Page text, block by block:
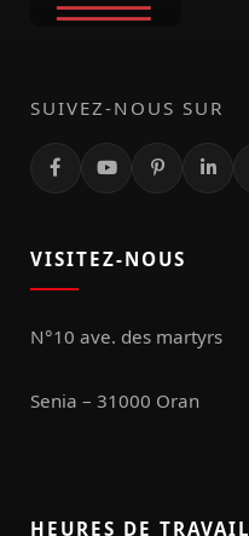
SUIVEZ-NOUS SUR
VISITEZ-NOUS
N°10 ave. des martyrs
Senia – 31000 Oran
HEURES DE TRAVAIL